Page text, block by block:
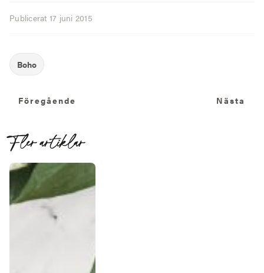
Publicerat 17 juni 2015
Föregående
Föregående Nästa
Fler artiklar